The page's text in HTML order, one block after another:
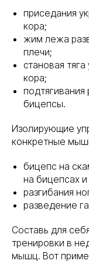
приседания
кора;
жим лежа
плечи;
становая
кора;
бицепсы.
Изолирующие
конкретные
бицепс на
на бицепсах и
разгибания
разведение
Составь для
тренировки в
мышц. Вот
ДЛЯ